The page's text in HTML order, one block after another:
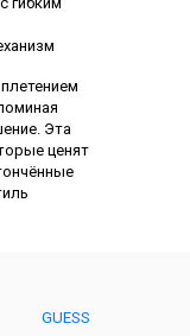
GUESS
Эта
ценят